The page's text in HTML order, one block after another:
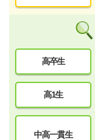
高卒生
高1生
中高一貫生